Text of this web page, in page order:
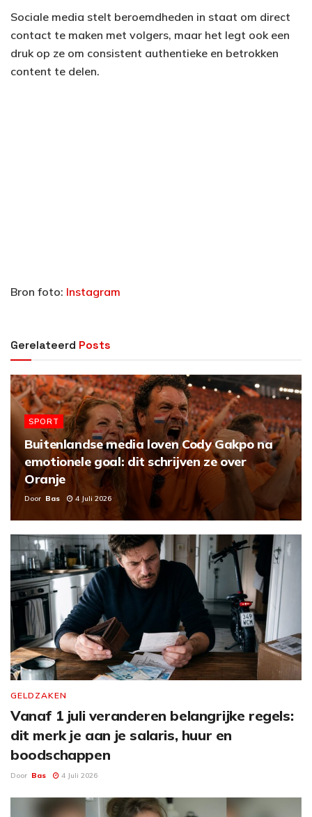
Sociale media stelt beroemdheden in staat om direct
contact te maken met volgers, maar het legt ook een
druk op ze om consistent authentieke en betrokken
content te delen.
Bron foto: Instagram
Gerelateerd Posts
SPORT
Buitenlandse media loven Cody Gakpo na
emotionele goal: dit schrijven ze over
Oranje
Door Bas 4 Juli 2026
GELDZAKEN
Vanaf 1 juli veranderen belangrijke regels:
dit merk je aan je salaris, huur en
boodschappen
Door Bas 4 Juli 2026